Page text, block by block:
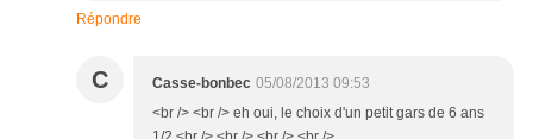
Répondre
C Casse-bonbec 05/08/2013 09:53
<br /> <br /> eh oui, le choix d'un petit gars de 6 ans